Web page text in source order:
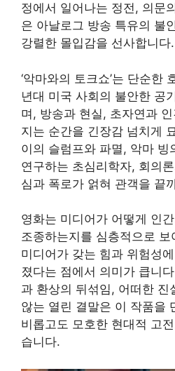
정에서 일어나는 정전, 의문
은 아날로그 방송 특유의 불
강렬한 몰입감을 선사합니다.
‘악마와의 토크쇼’는 단순한
년대 미국 사회의 불안한 공
며, 방송과 현실, 초자연과
지는 순간을 긴장감 넘치게
이의 슬럼프와 파멸, 악마 빙
연구하는 초심리학자, 회의
심과 폭로가 얽혀 관객을 끝
영화는 미디어가 어떻게 인
조종하는지를 심층적으로
미디어가 갖는 힘과 위험성
졌다는 점에서 의미가 큽니
과 환상의 뒤섞임, 어떠한 진
않는 열린 결말은 이 작품을
비롭고도 모호한 현대적 고
습니다.